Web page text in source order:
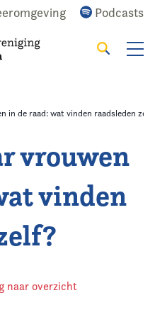
Podcasts
Zoeken
in de raad: wat vinden raadsleden
vrouwen
vinden
naar overzicht